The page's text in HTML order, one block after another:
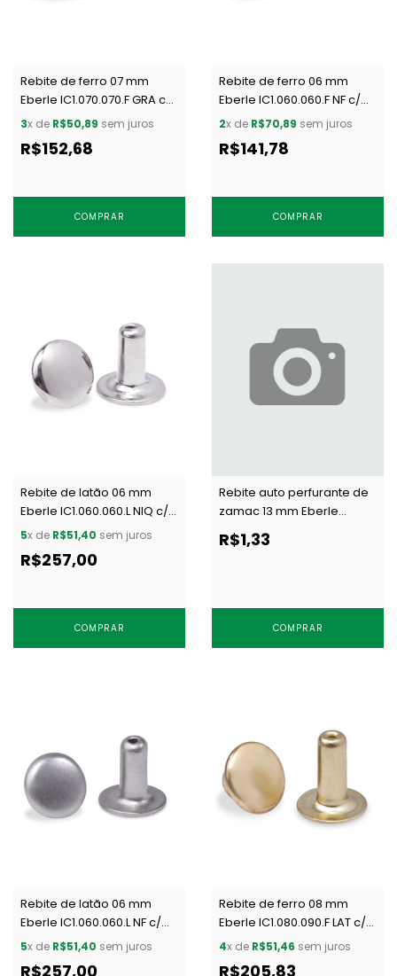
Rebite de ferro 07 mm
Eberle IC1.070.070.F GRA c/
1000 un
3x de R$50,89 sem juros
R$152,68
COMPRAR
Rebite de ferro 06 mm
Eberle IC1.060.060.F NF c/
1000 un
2x de R$70,89 sem juros
R$141,78
COMPRAR
Rebite de latão 06 mm
Eberle IC1.060.060.L NIQ c/
1000 un
5x de R$51,40 sem juros
R$257,00
COMPRAR
Rebite auto perfurante de
zamac 13 mm Eberle
RB4.130.BR.Z OESC c/ 1 un
R$1,33
COMPRAR
Rebite de latão 06 mm
Eberle IC1.060.060.L NF c/
1000 un
5x de R$51,40 sem juros
R$257,00
Rebite de ferro 08 mm
Eberle IC1.080.090.F LAT c/
1000 un
4x de R$51,46 sem juros
R$205,83